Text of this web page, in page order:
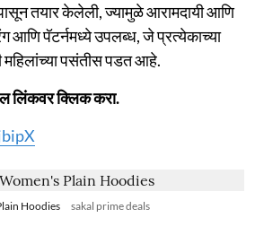
तयार केलेली, ज्यामुळे आरामदायी आणि
आणि पॅटर्नमध्ये उपलब्ध, जे प्रत्येकाच्या
पसंतीस पडत आहे.
लिंकवर क्लिक करा.
Hoodies sakal prime deals